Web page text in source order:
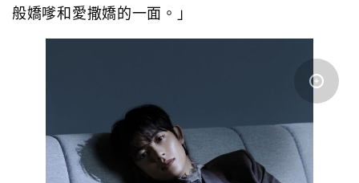
般嬌嗲和愛撒嬌的一面。」